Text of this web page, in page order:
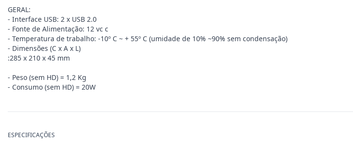
GERAL:
- Interface USB: 2 x USB 2.0
- Fonte de Alimentação: 12 vc c
- Temperatura de trabalho: -10º C ~ + 55º C (umidade de 10% ~90% sem condensação)
- Dimensões (C x A x L)
:285 x 210 x 45 mm
- Peso (sem HD) = 1,2 Kg
- Consumo (sem HD) = 20W
ESPECIFICAÇÕES